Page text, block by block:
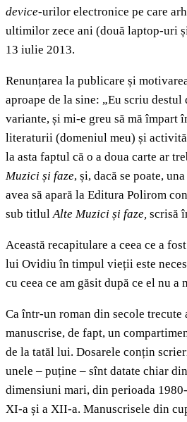
device-urilor electronice pe care
ultimilor zece ani (două laptop-uri
13 iulie 2013.
Renunțarea la publicare și
aproape de la sine: „Eu scriu
variante, și mi-e greu să mă împart
literaturii (domeniul meu) și
la asta faptul că o a doua carte ar
Muzici și faze, și, dacă se poate,
avea să apară la Editura Polirom
sub titlulAlte Muzici și faze, scrisă
Această recapitulare a ceea ce a
lui Ovidiu în timpul vieții este
cu ceea ce am găsit după ce el nu a
Ca într-un roman din secole trecute
manuscrise, de fapt, un
de la tatăl lui. Dosarele conțin
unele – puține – sînt datate chiar
dimensiuni mari, din perioada
XI-a și a XII-a. Manuscrisele din